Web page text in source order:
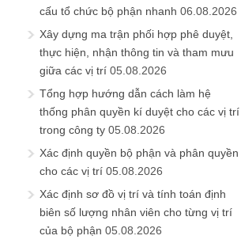
cấu tổ chức bộ phận nhanh 06.08.2026
Xây dựng ma trận phối hợp phê duyệt,
thực hiện, nhận thông tin và tham mưu
giữa các vị trí 05.08.2026
Tổng hợp hướng dẫn cách làm hệ
thống phân quyền kí duyệt cho các vị trí
trong công ty 05.08.2026
Xác định quyền bộ phận và phân quyền
cho các vị trí 05.08.2026
Xác định sơ đồ vị trí và tính toán định
biên số lượng nhân viên cho từng vị trí
của bộ phận 05.08.2026